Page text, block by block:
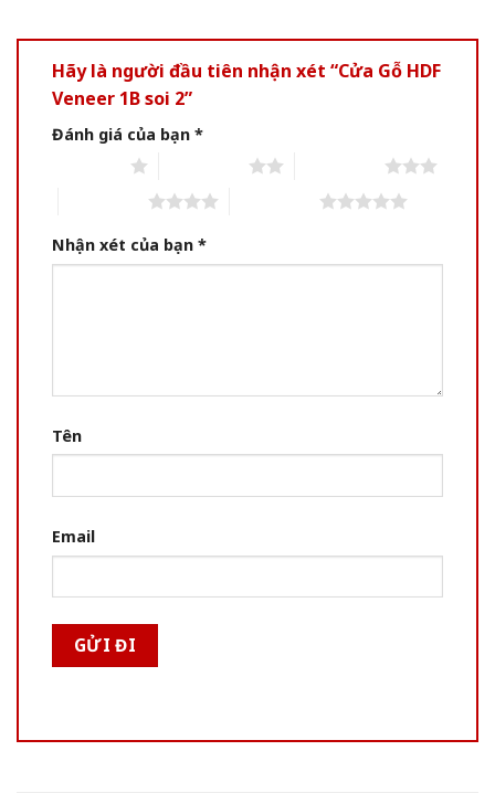
Hãy là người đầu tiên nhận xét “Cửa Gỗ HDF
Veneer 1B soi 2”
Đánh giá của bạn *
Nhận xét của bạn *
Tên
Email